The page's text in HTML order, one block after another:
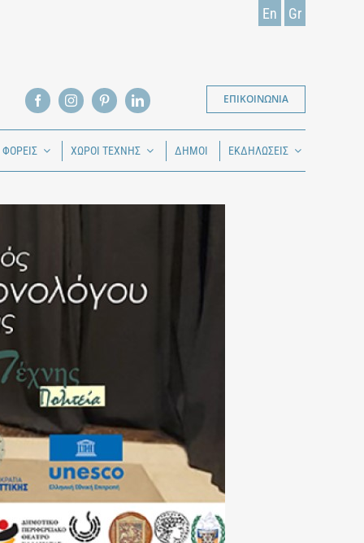
En Gr
ΕΠΙΚΟΙΝΩΝΙΑ
ΦΟΡΕΙΣ ΧΩΡΟΙ ΤΕΧΝΗΣ ΔΗΜΟΙ ΕΚΔΗΛΩΣΕΙΣ